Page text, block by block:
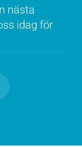
nästa
idag för